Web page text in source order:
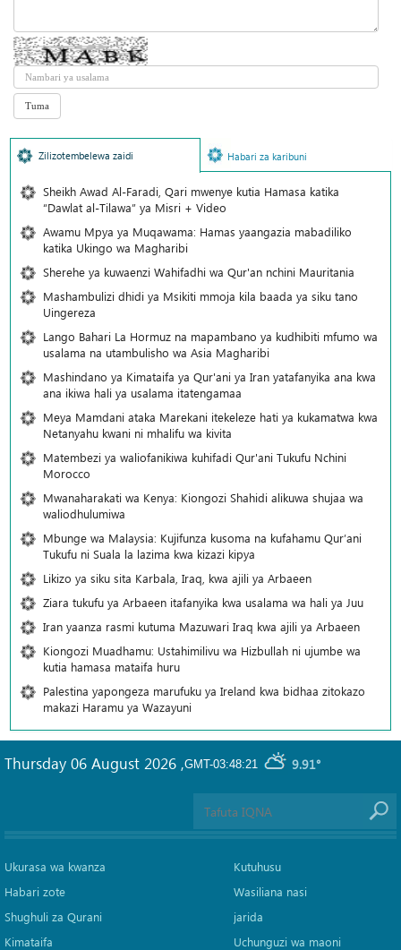
Zilizotembelewa zaidi Habari za karibuni
Sheikh Awad Al-Faradi, Qari mwenye kutia Hamasa katika
“Dawlat al-Tilawa” ya Misri + Video
Awamu Mpya ya Muqawama: Hamas yaangazia mabadiliko
katika Ukingo wa Magharibi
Sherehe ya kuwaenzi Wahifadhi wa Qur'an nchini Mauritania
Mashambulizi dhidi ya Msikiti mmoja kila baada ya siku tano
Uingereza
Lango Bahari La Hormuz na mapambano ya kudhibiti mfumo wa
usalama na utambulisho wa Asia Magharibi
Mashindano ya Kimataifa ya Qur'ani ya Iran yatafanyika ana kwa
ana ikiwa hali ya usalama itatengamaa
Meya Mamdani ataka Marekani itekeleze hati ya kukamatwa kwa
Netanyahu kwani ni mhalifu wa kivita
Matembezi ya waliofanikiwa kuhifadi Qur'ani Tukufu Nchini
Morocco
Mwanaharakati wa Kenya: Kiongozi Shahidi alikuwa shujaa wa
waliodhulumiwa
Mbunge wa Malaysia: Kujifunza kusoma na kufahamu Qur’ani
Tukufu ni Suala la lazima kwa kizazi kipya
Likizo ya siku sita Karbala, Iraq, kwa ajili ya Arbaeen
Ziara tukufu ya Arbaeen itafanyika kwa usalama wa hali ya Juu
Iran yaanza rasmi kutuma Mazuwari Iraq kwa ajili ya Arbaeen
Kiongozi Muadhamu: Ustahimilivu wa Hizbullah ni ujumbe wa
kutia hamasa mataifa huru
Palestina yapongeza marufuku ya Ireland kwa bidhaa zitokazo
makazi Haramu ya Wazayuni
GMT-03:48:21 9.91°
Thursday 06 August 2026 ,
Ukurasa wa kwanza
Habari zote
Shughuli za Qurani
Kimataifa
Kutuhusu
Wasiliana nasi
jarida
Uchunguzi wa maoni